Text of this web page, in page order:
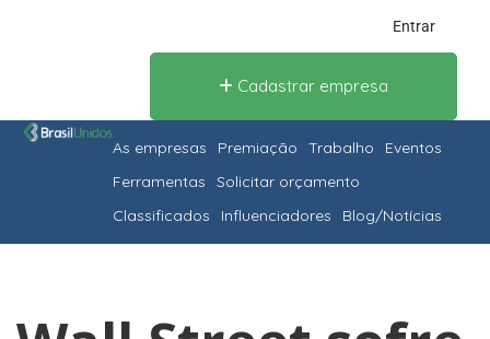
Entrar
Cadastrar empresa
As empresas Premiação Trabalho
Eventos
Ferramentas
Solicitar orçamento
Classificados
Influenciadores Blog/Notícias